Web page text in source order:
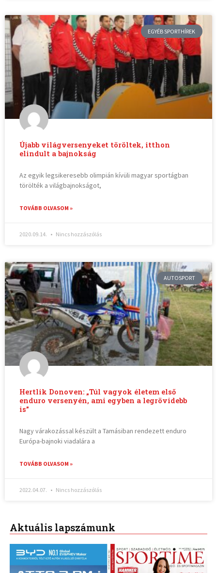
EGYÉB SPORTHÍREK
Újabb világversenyeket töröltek, itthon
elindult a bajnokság
Az egyik legsikeresebb olimpián kívüli magyar sportágban
törölték a világbajnokságot,
TOVÁBB OLVASOM »
2020.09.14. Nincs hozzászólás
AUTOSPORT
Hertlik Donoven: „Túl vagyok életem első
enduro versenyén, ami egyben a legrövidebb
is”
Nagy várakozással készült a Tamásiban rendezett enduro
Európa-bajnoki viadalára a
TOVÁBB OLVASOM »
2022.04.07. Nincs hozzászólás
Aktuális lapszámunk